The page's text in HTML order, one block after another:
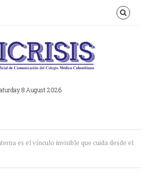
8 August 2026
es el vínculo invisible que cuida desde el